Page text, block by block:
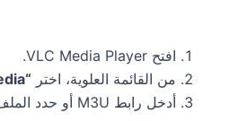
افتح VLC Media Player.
من القائمة العلوية، اختر “Media”
أدخل رابط M3U أو حدد الملف من جهازك، ثم اضغط